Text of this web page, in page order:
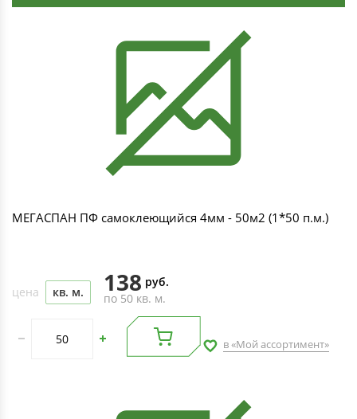
МЕГАСПАН ПФ самоклеющийся 4мм - 50м2 (1*50 п.м.)
цена кв. м. 138 руб.
по 50 кв. м.
в «Мой ассортимент»